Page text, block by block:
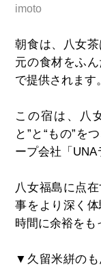
imoto
朝食は、八女
元の食材をふ
で提供されます。
この宿は、八
と”と“もの”を
ープ会社「UNA
八女福島に点
事をより深く
時間に余裕をも
▼久留米絣のも